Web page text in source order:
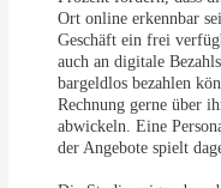
Ort online erkennbar
Geschäft ein frei
auch an digitale
bargeldlos bezahlen
Rechnung gerne über
abwickeln. Eine
der Angebote spielt